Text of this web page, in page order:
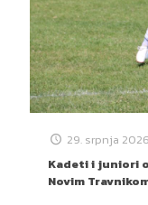
29. srpnja
Kadeti i juniori
Novim